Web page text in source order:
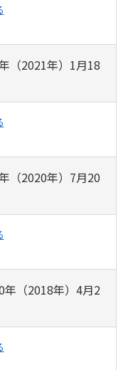
（2021年）1月18
（2020年）7月20
年（2018年）4月2